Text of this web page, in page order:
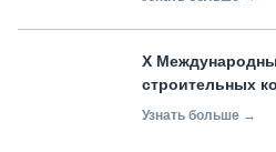
X
строительных
Узнать больше →